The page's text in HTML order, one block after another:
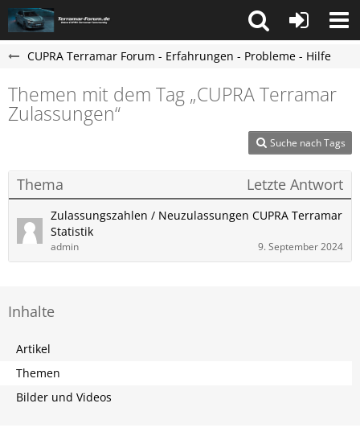
CUPRA Terramar Forum - Erfahrungen - Probleme - Hilfe
Themen mit dem Tag „CUPRA Terramar
Zulassungen“
Suche nach Tags
Thema Letzte Antwort
Zulassungszahlen / Neuzulassungen CUPRA Terramar
Statistik
admin 9. September 2024
Inhalte
Artikel
Themen
Bilder und Videos